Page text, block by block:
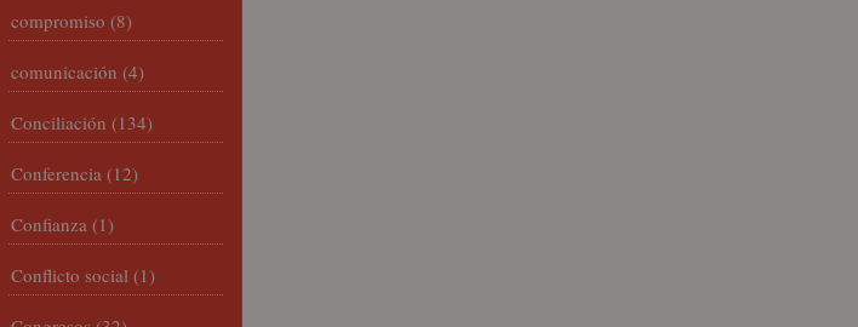
compromiso (8)
comunicación (4)
Conciliación (134)
Conferencia (12)
Confianza (1)
Conflicto social (1)